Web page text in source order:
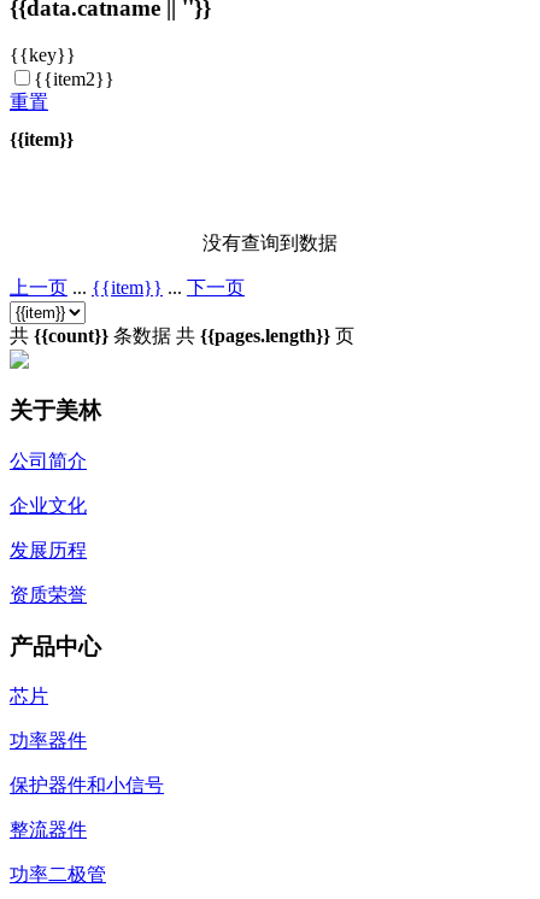
{{data.catname || ''}}
{{key}}
{{item2}}
重置
{{item}}
没有查询到数据
上一页 ... {{item}} ... 下一页
共 {{count}} 条数据 共 {{pages.length}} 页
关于美林
公司简介
企业文化
发展历程
资质荣誉
产品中心
芯片
功率器件
保护器件和小信号
整流器件
功率二极管